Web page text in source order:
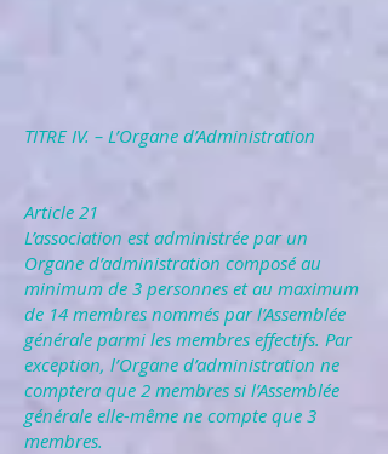
TITRE IV. – L’Organe d’Administration
Article 21
L’association est administrée par un
Organe d’administration composé au
minimum de 3 personnes et au maximum
de 14 membres nommés par l’Assemblée
générale parmi les membres effectifs. Par
exception, l’Organe d’administration ne
comptera que 2 membres si l’Assemblée
générale elle-même ne compte que 3
membres.